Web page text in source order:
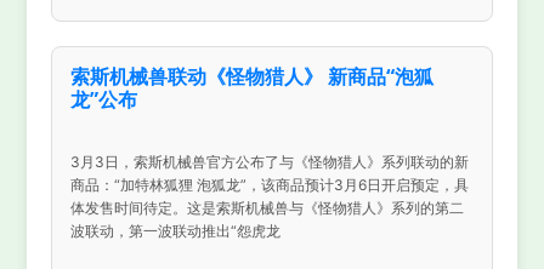
索斯机械兽联动《怪物猎人》 新商品“泡狐
龙”公布
3月3日，索斯机械兽官方公布了与《怪物猎人》系列联动的新
商品：“加特林狐狸 泡狐龙”，该商品预计3月6日开启预定，具
体发售时间待定。这是索斯机械兽与《怪物猎人》系列的第二
波联动，第一波联动推出“怨虎龙